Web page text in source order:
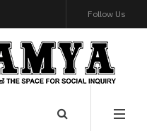
Follow Us